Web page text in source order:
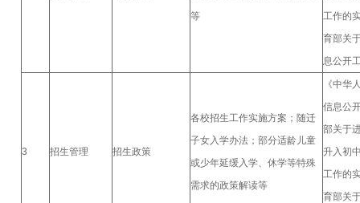
等
工作的
育部关
息公开
3 招生管理 招生政策
各校招生工作实施方案；随迁
子女入学办法；部分适龄儿童
或少年延缓入学、休学等特殊
需求的政策解读等
《中华
信息公
部关于
升入初
工作的
育部关